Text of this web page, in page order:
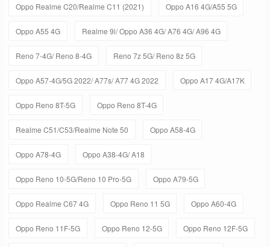
Oppo Realme C20/Realme C11 (2021) Oppo A16 4G/A55 5G
Oppo A55 4G Realme 9i/ Oppo A36 4G/ A76 4G/ A96 4G
Reno 7-4G/ Reno 8-4G Reno 7z 5G/ Reno 8z 5G
Oppo A57-4G/5G 2022/ A77s/ A77 4G 2022 Oppo A17 4G/A17K
Oppo Reno 8T-5G Oppo Reno 8T-4G
Realme C51/C53/Realme Note 50 Oppo A58-4G
Oppo A78-4G Oppo A38-4G/ A18
Oppo Reno 10-5G/Reno 10 Pro-5G Oppo A79-5G
Oppo Realme C67 4G Oppo Reno 11 5G Oppo A60-4G
Oppo Reno 11F-5G Oppo Reno 12-5G Oppo Reno 12F-5G